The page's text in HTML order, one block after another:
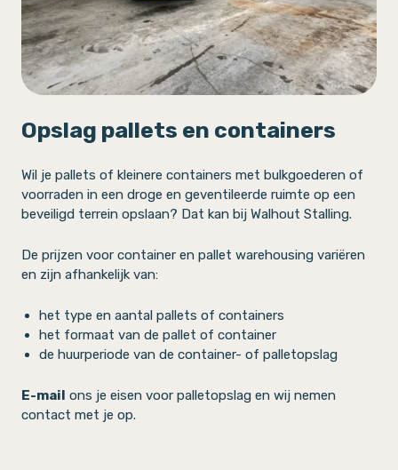
Opslag pallets en containers
Wil je pallets of kleinere containers met bulkgoederen of
voorraden in een droge en geventileerde ruimte op een
beveiligd terrein opslaan? Dat kan bij Walhout Stalling.
De prijzen voor container en pallet warehousing variëren
en zijn afhankelijk van:
het type en aantal pallets of containers
het formaat van de pallet of container
de huurperiode van de container- of palletopslag
E-mail ons je eisen voor palletopslag en wij nemen
contact met je op.